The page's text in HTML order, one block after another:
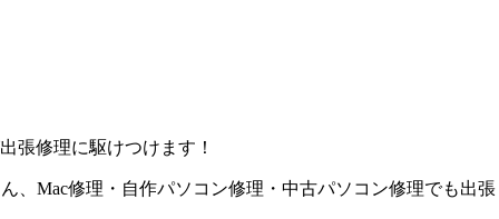
張修理に駆けつけます！
、Mac修理・自作パソコン修理・中古パソコン修理でも出張